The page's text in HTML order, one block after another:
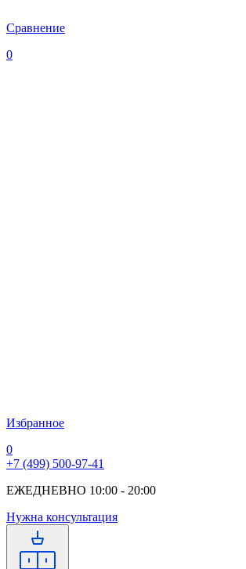
Сравнение
0
Избранное
0
+7 (499) 500-97-41
ЕЖЕДНЕВНО 10:00 - 20:00
Нужна консультация